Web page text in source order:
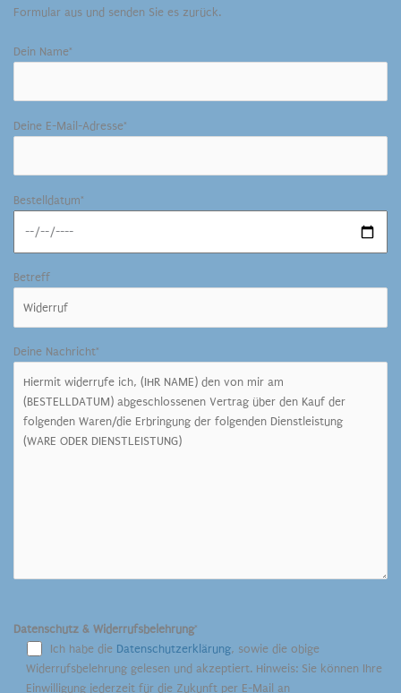
Formular aus und senden Sie es zurück.
Dein Name*
Deine E-Mail-Adresse*
Bestelldatum*
Betreff
Deine Nachricht*
Datenschutz & Widerrufsbelehrung*
Ich habe die Datenschutzerklärung, sowie die obige
Widerrufsbelehrung gelesen und akzeptiert. Hinweis: Sie können Ihre
Einwilligung jederzeit für die Zukunft per E-Mail an